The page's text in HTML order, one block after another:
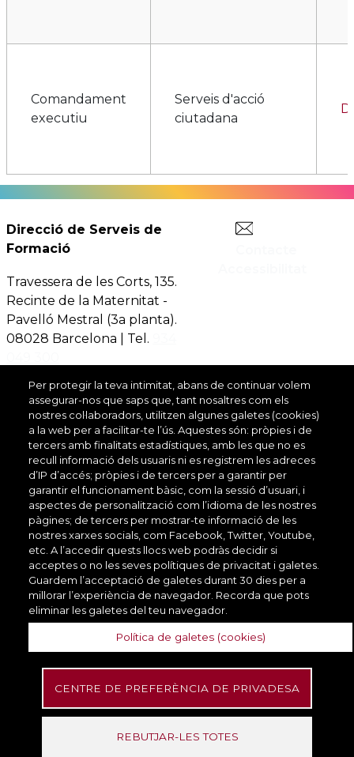
Comandament
executiu
Serveis d'acció
ciutadana
Comandament
executiu
Serveis d'acció
executiu
desenvolupament
econòmic
Comandament
executiu
Serveis de
seguretat
ciutadana
Comandament
Serveis de
seguretat
ciutadana
Direcció de Serveis de
Formació
Travessera de les Corts, 135.
Recinte de la Maternitat -
Pavelló Mestral (3a planta).
08028 Barcelona | Tel.
Per protegir la teva intimitat, abans de continuar volem
assegurar-nos que saps que, tant nosaltres com els
nostres col·laboradors, utilitzen algunes galetes (cookies)
a la web per a facilitar-te l’ús. Aquestes són: pròpies i de
tercers amb finalitats estadístiques, amb les que no es
recull informació dels usuaris ni es registrem les adreces
d’IP d’accés; pròpies i de tercers per a garantir per
garantir el funcionament bàsic, com la sessió d’usuari, i
aspectes de personalització com l’idioma de les nostres
pàgines; de tercers per mostrar-te informació de les
nostres xarxes socials, com Facebook, Twitter, Youtube,
etc. A l’accedir quests llocs web podràs decidir si
acceptes o no les seves polítiques de privacitat i galetes.
Guardem l’acceptació de galetes durant 30 dies per a
millorar l’experiència de navegador. Recorda que pots
eliminar les galetes del teu navegador.
Política de galetes (cookies)
CENTRE DE PREFERÈNCIA DE PRIVADESA
REBUTJAR-LES TOTES